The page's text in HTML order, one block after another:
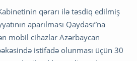
qərarı ilə təsdiq edilmiş
aparılması Qaydası”na
mobil cihazlar Azərbaycan
istifadə olunması üçün 30